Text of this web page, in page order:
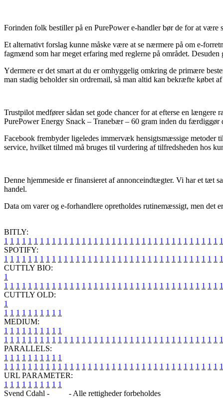
Forinden folk bestiller på en PurePower e-handler bør de for at
Et alternativt forslag kunne måske være at se nærmere på om e-
fagmænd som har meget erfaring med reglerne på området.
Ydermere er det smart at du er omhyggelig omkring de primære
man stadig beholder sin ordremail, så man altid kan bekræfte købet
Trustpilot medfører sådan set gode chancer for at efterse en
PurePower Energy Snack – Tranebær – 60 gram inden du færdiggør
Facebook frembyder ligeledes immervæk hensigtsmæssige metoder
service, hvilket tilmed må bruges til vurdering af tilfredsheden hos
Denne hjemmeside er finansieret af annonceindtægter. Vi har et tæt
handel.
Data om varer og e-forhandlere opretholdes rutinemæssigt, men det
BITLY:
1 1 1 1 1 1 1 1 1 1 1 1 1 1 1 1 1 1 1 1 1 1 1 1 1 1 1 1 1 1 1 1 1 1 1 1 1
SPOTIFY:
1 1 1 1 1 1 1 1 1 1 1 1 1 1 1 1 1 1 1 1 1 1 1 1 1 1 1 1 1 1 1 1 1 1 1 1 1
CUTTLY BIO:
1
1 1 1 1 1 1 1 1 1 1 1 1 1 1 1 1 1 1 1 1 1 1 1 1 1 1 1 1 1 1 1 1 1 1 1 1 1
CUTTLY OLD:
1
1 1 1 1 1 1 1 1 1 1
MEDIUM:
1 1 1 1 1 1 1 1 1 1
1 1 1 1 1 1 1 1 1 1 1 1 1 1 1 1 1 1 1 1 1 1 1 1 1 1 1 1 1 1 1 1 1 1 1 1 1
PARALLELS:
1 1 1 1 1 1 1 1 1 1
1 1 1 1 1 1 1 1 1 1 1 1 1 1 1 1 1 1 1 1 1 1 1 1 1 1 1 1 1 1 1 1 1 1 1 1 1
URL PARAMETER:
1 1 1 1 1 1 1 1 1 1
Svend Cdahl -
- Alle rettigheder forbeholdes